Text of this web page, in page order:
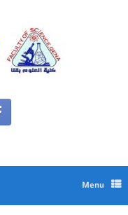
Menu